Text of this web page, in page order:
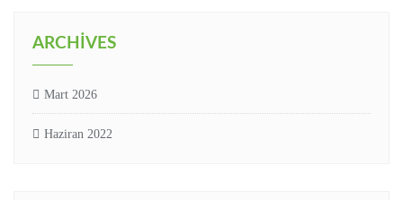
ARCHIVES
Mart 2026
Haziran 2022